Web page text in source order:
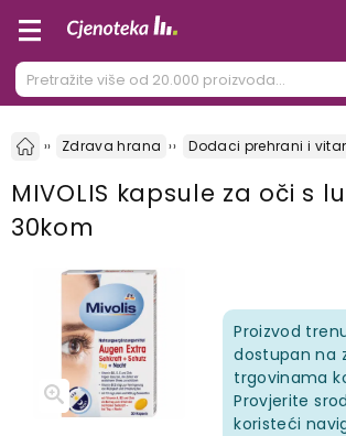
Zdrava hrana Dodaci prehrani i
MIVOLIS kapsule za oči s
30kom
Proizvod
dostupan na
trgovinama
Provjerite
koristeći